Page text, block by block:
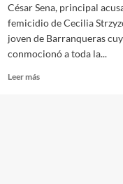
César Sena, principal
femicidio de Cecilia
joven de Barranqueras
conmocionó a toda la...
Leer másLeer